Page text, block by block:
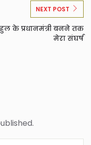
NEXT POST
के प्रधानमंत्री बनने तक
मेरा संघर्ष